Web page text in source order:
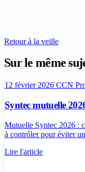
Retour à la veille
Sur le même
12 février 2026 CCN
Syntec mutuelle
Mutuelle Syntec 2026 :
à contrôler pour éviter
Lire l'article